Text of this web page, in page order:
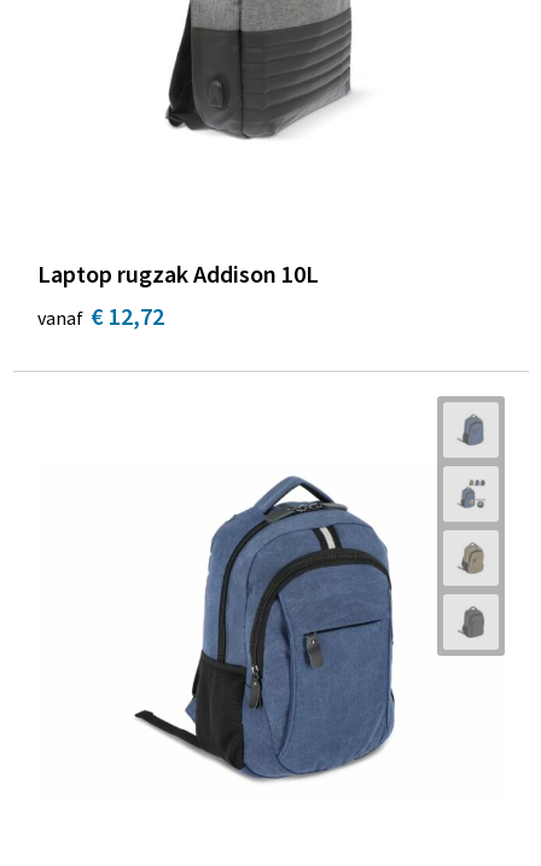
Laptop rugzak Addison 10L
vanaf € 12,72